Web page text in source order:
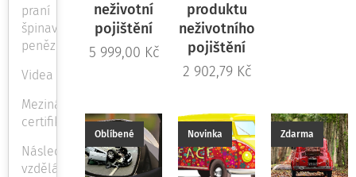
praní
špinavých
peněz
Videa
Mezinárodní
certifikace
Následné
vzdělávání
neživotní
pojištění
5 999,00 Kč
produktu
neživotního
pojištění
2 902,79Kč
Oblíbené Novinka Zdarma